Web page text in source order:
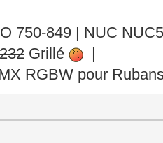
750-849 | NUC
Grillé
|
RGBW pour